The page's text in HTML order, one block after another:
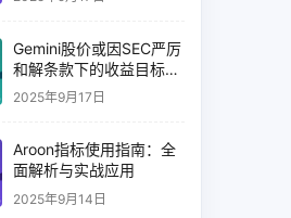
Gemini股价或因SEC严厉
和解条款下的收益目标破
灭而下跌
2025年9月17日
Aroon指标使用指南：全
面解析与实战应用
2025年9月14日